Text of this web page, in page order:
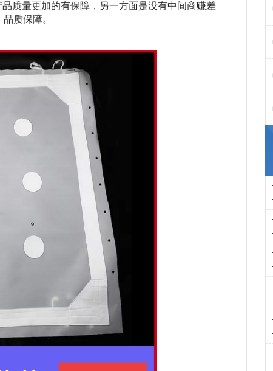
质量更加的有保障，另一方面是没有中间商赚差
质保障。